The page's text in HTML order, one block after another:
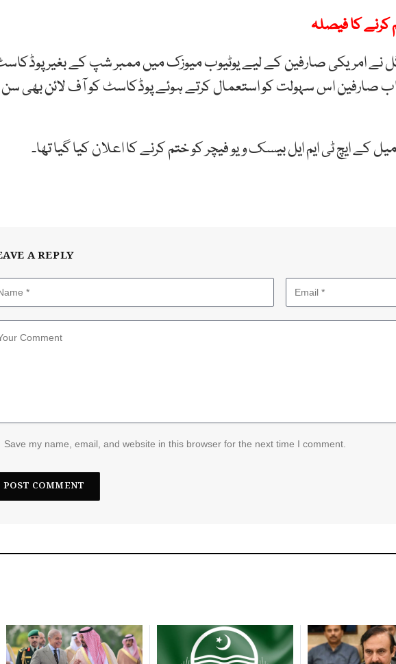
کرنے کا فیصلہ
نے امریکی صارفین کے لیے یوٹیوب میوزک میں ممبر شپ کے بغیر
صارفین اس سہولت کو استعمال کرتے ہوئے پوڈکاسٹ کو آف لائن بھی سن
ٹی ایم ایل بیسک ویو فیچر کو ختم کرنے کا اعلان کیا گیا تھا۔
A REPLY
Save my name, email, and website in this browser for the next time I comment.